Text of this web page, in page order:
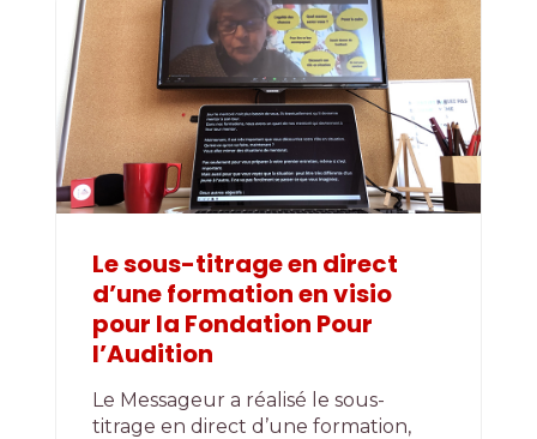
Le sous-titrage en direct
d’une formation en visio
pour la Fondation Pour
l’Audition
Le Messageur a réalisé le sous-
titrage en direct d’une formation,